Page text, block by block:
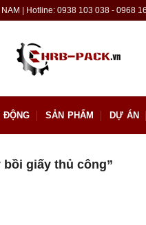
| Hotline: 0938 103 038 - 0968
ĐỘNG SẢN PHẨM DỰ ÁN
giấy thủ công”